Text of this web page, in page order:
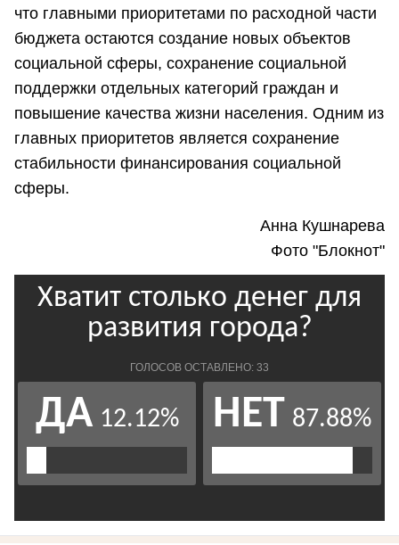
что главными приоритетами по расходной части
бюджета остаются создание новых объектов
социальной сферы, сохранение социальной
поддержки отдельных категорий граждан и
повышение качества жизни населения. Одним из
главных приоритетов является сохранение
стабильности финансирования социальной
сферы.
Анна Кушнарева
Фото "Блокнот"